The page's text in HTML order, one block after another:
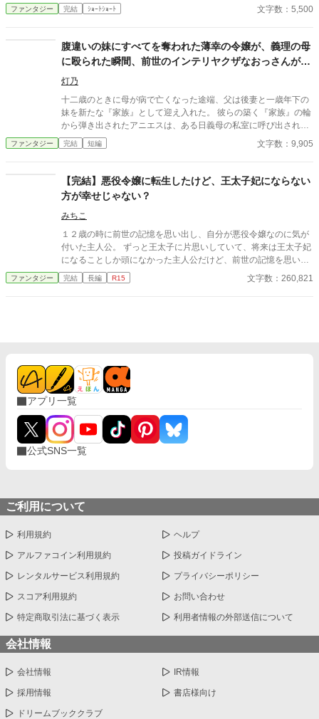
ファンタジー 完結 ｼｮｰﾄｼｮｰﾄ 文字数：5,500
腹違いの妹にすべてを奪われた薄幸の令嬢が、義理の母
に殴られた瞬間、前世のインテリヤクザなおっさんがぶ
ちギレた場合。
灯乃
十二歳のときに母が病で亡くなった途端、父は後妻と一歳年下の
妹を新たな『家族』として迎え入れた。 彼らの築く『家族』の輪
から弾き出されたアニエスは、ある日義母の私室に呼び出され―
―。 タイトル通りのおっさんコメディーです。
ファンタジー 完結 短編 文字数：9,905
【完結】悪役令嬢に転生したけど、王太子妃にならない
方が幸せじゃない？
みちこ
１２歳の時に前世の記憶を思い出し、自分が悪役令嬢なのに気が
付いた主人公。 ずっと王太子に片思いしていて、将来は王太子妃
になることしか頭になかった主人公だけど、前世の記憶を思い出
したことで、王太子の何が良かったのか疑問に思うようになる
色々としがらみがある王太子妃になるより、このまま公爵家の娘
ファンタジー 完結 長編 R15 文字数：260,821
アプリ一覧
公式SNS一覧
ご利用について
利用規約 ヘルプ
アルファコイン利用規約 投稿ガイドライン
レンタルサービス利用規約 プライバシーポリシー
スコア利用規約 お問い合わせ
特定商取引法に基づく表示 利用者情報の外部送信について
会社情報
会社情報 IR情報
採用情報 書店様向け
ドリームブッククラブ